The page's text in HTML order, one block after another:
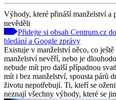
Výhody, které přináší manželství a
nevěděli
Přidejte si obsah Centrum.cz
hledání a Google zprávy
Existuje v manželství něco, co
manželství nevěří, nebo je
nebude mít pro další případnou
mít i bez manželství, spousta párů
životu nepotřebují. Ti, kteří se
neznají všechny výhody, které se